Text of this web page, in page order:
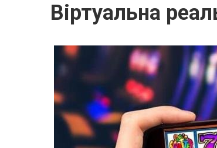
Віртуальна